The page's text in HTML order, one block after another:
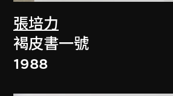
張培力
褐皮書一號
1988